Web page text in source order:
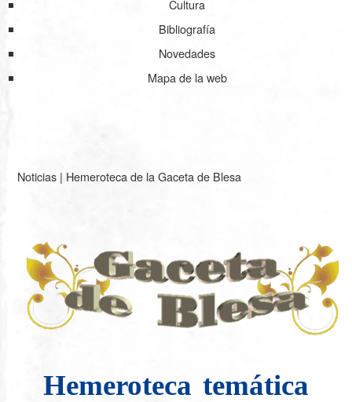
Cultura
Bibliografía
Novedades
Mapa de la web
Noticias | Hemeroteca de la Gaceta de Blesa
Hemeroteca temática